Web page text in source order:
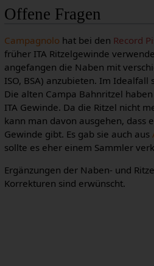
Offene Fragen
Campagnolo hat bei den Record
früher ITA Ritzelgewinde
angefangen die Naben mit
ISO, BSA) anzubieten. Im Idealfall
Die alten Campa Bahnritzel
ITA Gewinde. Da die Ritzel nicht
kann man davon ausgehen, dass
Gewinde gibt. Es gab sie auch aus
sollte es eher einem Sammler
Ergänzungen der Naben- und
Korrekturen sind erwünscht.